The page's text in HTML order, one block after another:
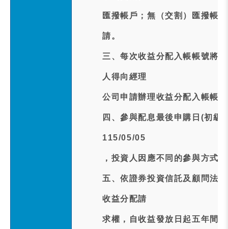
匯撥帳戶；無（交割）匯撥帳
請。
三、每次收益分配入帳帳號將
人得向經理
公司申請辦理收益分配入帳帳
四、參與配息最後申購日(初
115/05/05
，投資人因應不同的參與方式
五、依證券投資信託及顧問法
收益分配請
求權，自收益發放日起五年間